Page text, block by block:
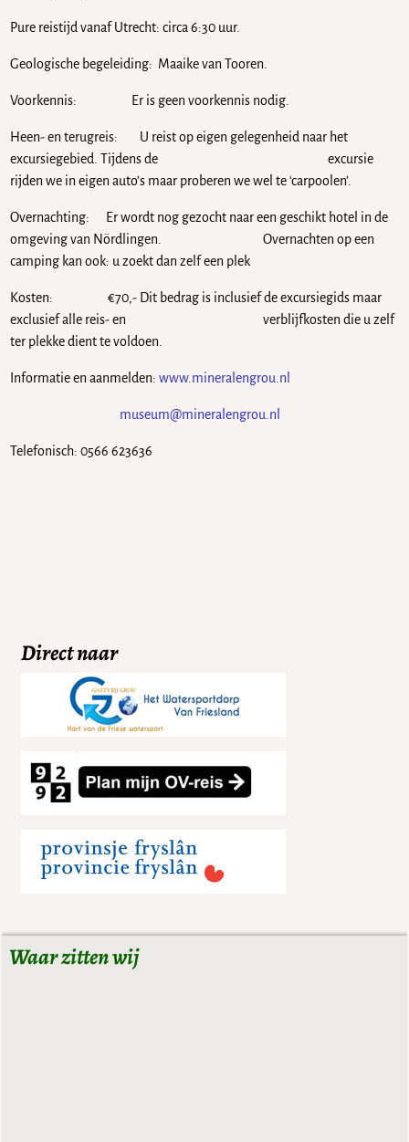
Pure reistijd vanaf Utrecht: circa 6:30 uur.
Geologische begeleiding: Maaike van Tooren.
Voorkennis: Er is geen voorkennis nodig.
Heen- en terugreis: U reist op eigen gelegenheid naar het
excursiegebied. Tijdens de excursie
rijden we in eigen auto’s maar proberen we wel te ‘carpoolen’.
Overnachting: Er wordt nog gezocht naar een geschikt hotel in de
omgeving van Nördlingen. Overnachten op een
camping kan ook: u zoekt dan zelf een plek
Kosten: €70,- Dit bedrag is inclusief de excursiegids maar
exclusief alle reis- en verblijfkosten die u zelf
ter plekke dient te voldoen.
Informatie en aanmelden:www.mineralengrou.nl
museum@mineralengrou.nl
Telefonisch: 0566 623636
Direct naar
Waar zitten wij